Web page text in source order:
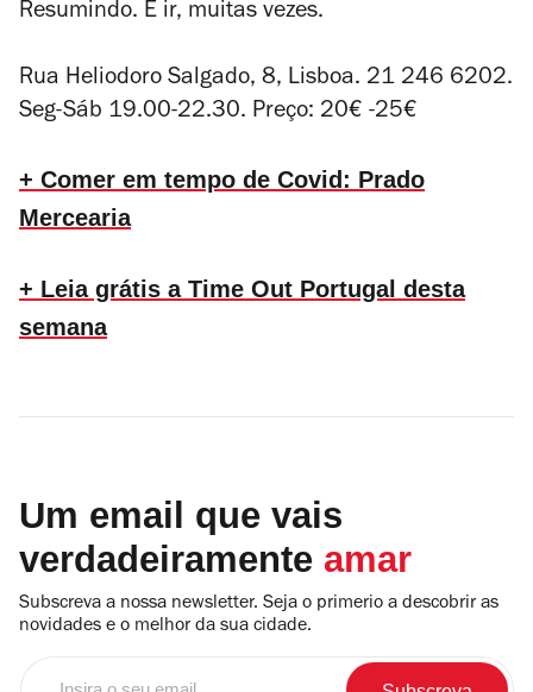
Resumindo. É ir, muitas vezes.
Rua Heliodoro Salgado, 8, Lisboa. 21 246 6202.
Seg-Sáb 19.00-22.30. Preço: 20€ -25€
+ Comer em tempo de Covid: Prado
Mercearia
+ Leia grátis a Time Out Portugal desta
semana
Um email que vais
verdadeiramente amar
Subscreva a nossa newsletter. Seja o primerio a descobrir as
novidades e o melhor da sua cidade.